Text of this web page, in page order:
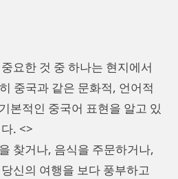
요한 것 중 하나는 현지에서
중국과 같은 문화적, 언어적
본적인 중국어 표현을 알고 있
. <>
찾거나, 음식을 주문하거나,
신의 여행을 보다 풍부하고